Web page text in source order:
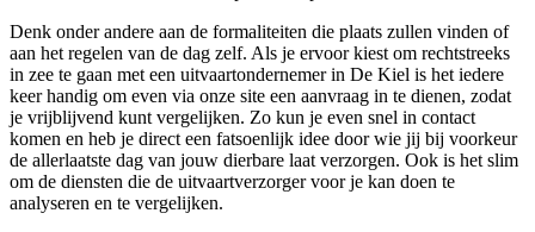
Denk onder andere aan de formaliteiten die plaats zullen vinden of
aan het regelen van de dag zelf. Als je ervoor kiest om rechtstreeks
in zee te gaan met een uitvaartondernemer in De Kiel is het iedere
keer handig om even via onze site een aanvraag in te dienen, zodat
je vrijblijvend kunt vergelijken. Zo kun je even snel in contact
komen en heb je direct een fatsoenlijk idee door wie jij bij voorkeur
de allerlaatste dag van jouw dierbare laat verzorgen. Ook is het slim
om de diensten die de uitvaartverzorger voor je kan doen te
analyseren en te vergelijken.